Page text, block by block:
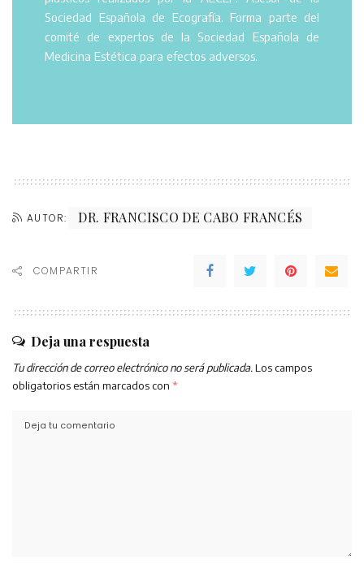
Sociedad Española de Ecografía. Forma parte del
comité de expertos de la Sociedad Española de
Medicina Estética para efectos adversos.
AUTOR: DR. FRANCISCO DE CABO FRANCÉS
COMPARTIR
Deja una respuesta
Tu dirección de correo electrónico no será publicada. Los campos
obligatorios están marcados con *